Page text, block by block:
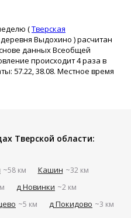
(Тверская
деревня Выдохино ) расчитан
данных Всеобщей
происходит 4 раза в
57.22, 38.08. Местное время
Тверской области:
~58 км Кашин ~32 км
д Новинки ~2 км
~5 км д Покидово ~3 км